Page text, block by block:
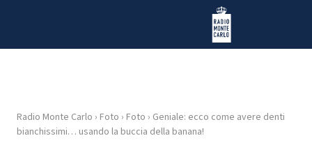
Radio Monte Carlo
HOME
Radio Monte Carlo › Foto › Foto › Geniale: ecco come avere denti
bianchissimi… usando la buccia della banana!